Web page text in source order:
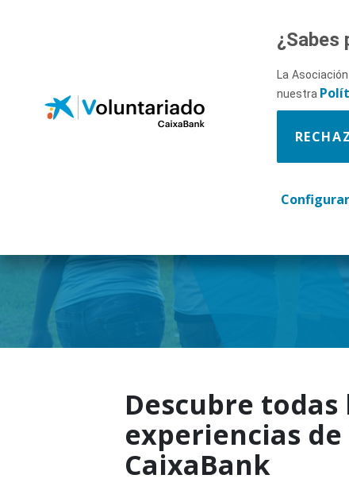
Descubre
experiencias
CaixaBank
¿Sabes
La
nuestra